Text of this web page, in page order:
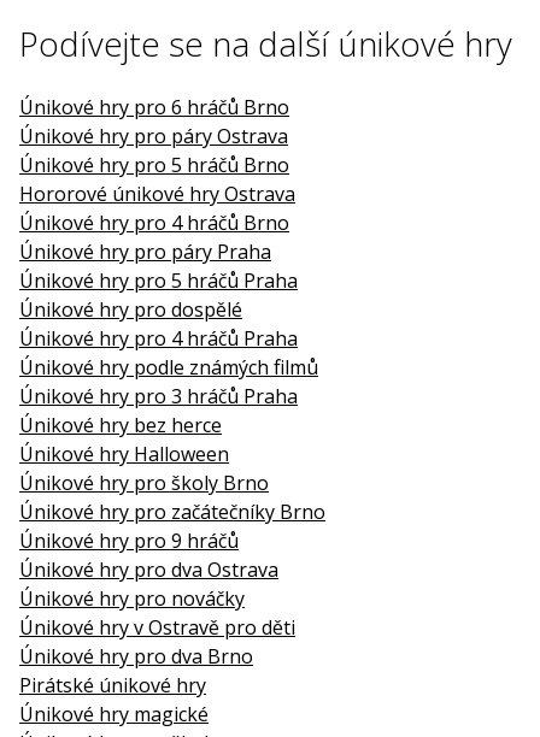
Podívejte se na další únikové hry
Únikové hry pro 6 hráčů Brno
Únikové hry pro páry Ostrava
Únikové hry pro 5 hráčů Brno
Hororové únikové hry Ostrava
Únikové hry pro 4 hráčů Brno
Únikové hry pro páry Praha
Únikové hry pro 5 hráčů Praha
Únikové hry pro dospělé
Únikové hry pro 4 hráčů Praha
Únikové hry podle známých filmů
Únikové hry pro 3 hráčů Praha
Únikové hry bez herce
Únikové hry Halloween
Únikové hry pro školy Brno
Únikové hry pro začátečníky Brno
Únikové hry pro 9 hráčů
Únikové hry pro dva Ostrava
Únikové hry pro nováčky
Únikové hry v Ostravě pro děti
Únikové hry pro dva Brno
Pirátské únikové hry
Únikové hry magické